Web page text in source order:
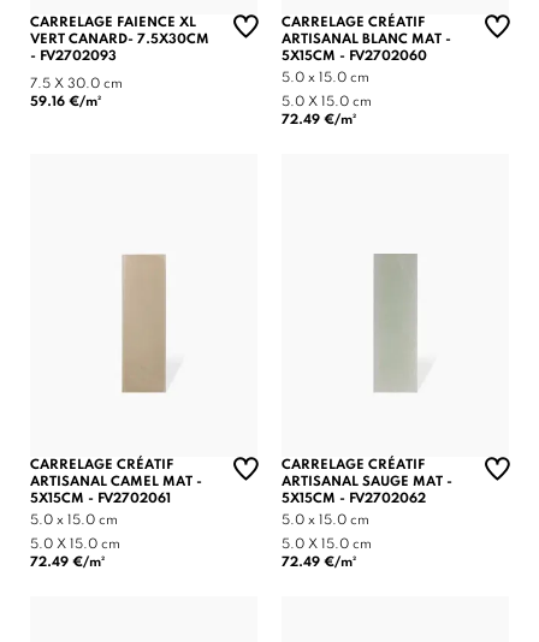
CARRELAGE FAIENCE XL
VERT CANARD- 7.5X30CM
- FV2702093
7.5 X 30.0 cm
59.16 €/m²
CARRELAGE CRÉATIF
ARTISANAL BLANC MAT -
5X15CM - FV2702060
5.0 x 15.0 cm
5.0 X 15.0 cm
72.49 €/m²
CARRELAGE CRÉATIF
ARTISANAL CAMEL MAT -
5X15CM - FV2702061
5.0 x 15.0 cm
5.0 X 15.0 cm
72.49 €/m²
CARRELAGE CRÉATIF
ARTISANAL SAUGE MAT -
5X15CM - FV2702062
5.0 x 15.0 cm
5.0 X 15.0 cm
72.49 €/m²